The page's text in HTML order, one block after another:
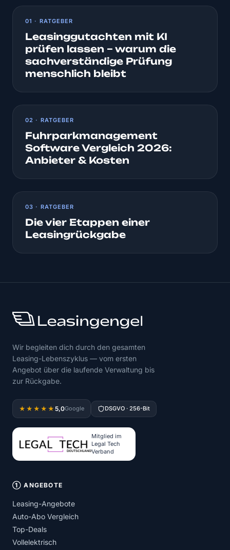
01 · RATGEBER
Leasinggutachten mit KI
prüfen lassen – warum die
sachverständige Prüfung
menschlich bleibt
02 · RATGEBER
Fuhrparkmanagement
Software Vergleich 2026:
Anbieter & Kosten
03 · RATGEBER
Die vier Etappen einer
Leasingrückgabe
Wir begleiten dich durch den gesamten
Leasing-Lebenszyklus — vom ersten
Angebot über die laufende Verwaltung bis
zur Rückgabe.
★★★★★ 5,0Google DSGVO · 256-Bit
Mitglied im
Legal Tech
Verband
① ANGEBOTE
Leasing-Angebote
Auto-Abo Vergleich
Top-Deals
Vollelektrisch